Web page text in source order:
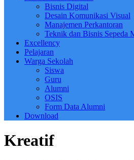
Bisnis Digital
Desain Komunikasi Visual
Manajemen Perkantoran
Teknik dan Bisnis Sepeda
Excellency
Pelajaran
Warga Sekolah
Siswa
Guru
Alumni
OSIS
Form Data Alumni
Download
Kreatif